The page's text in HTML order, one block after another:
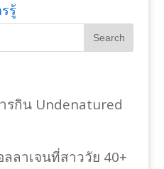
รู้
รกิน Undenatured
ลาเจนที่สาววัย 40+